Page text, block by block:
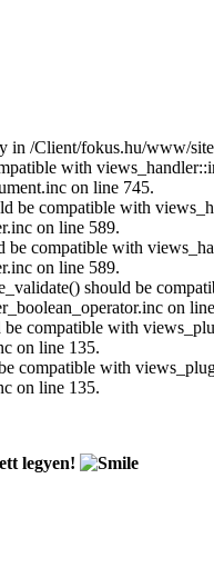
/Client/fokus.hu/www/
with
on line 745.
be compatible with
on line 589.
compatible with
on line 589.
should be
on
compatible with
on line 135.
compatible with
on line 135.
legyen!